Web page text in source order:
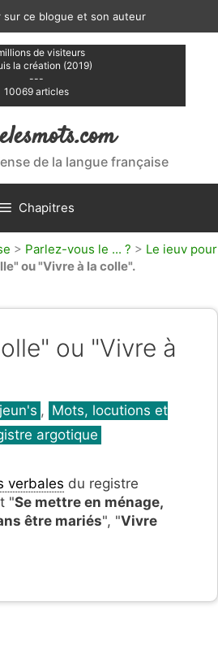
sur ce blogue et son auteur
de visiteurs
la création (2019)
---
10069 articles
de la langue française
Chapitres
> Parlez-vous le ... ? > Le ieuv pour
ou "Vivre à la colle".
ou "Vivre à
, Mots, locutions et
argotique
verbales du registre
"Se mettre en ménage,
être mariés", "Vivre